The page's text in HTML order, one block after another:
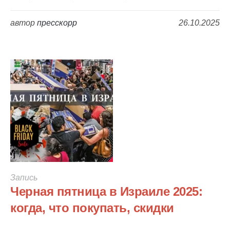
26.10.2025
автор пресскорр
Запись
Черная пятница в Израиле 2025:
когда, что покупать, скидки